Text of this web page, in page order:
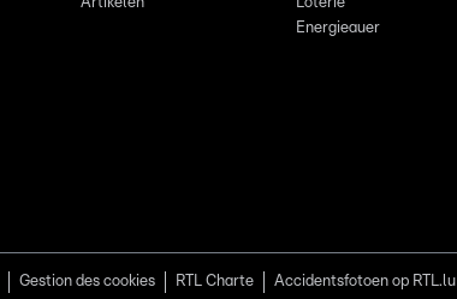
Artikelen
Loterie
Energieauer
Gestion des cookies RTL Charte Accidentsfotoen op RTL.lu